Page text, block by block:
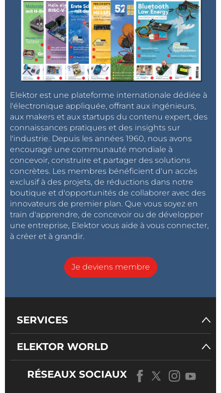
Elektor est une plateforme internationale dédiée à
l'électronique appliquée, offrant aux ingénieurs,
aux makers et aux startups du contenu expert, des
connaissances pratiques et des insights sur
l'industrie. Depuis les années 1960, nous avons
encouragé une communauté mondiale à
concevoir, construire et partager des solutions
concrètes. Les membres bénéficient d'un accès
exclusif à des projets, de réductions dans notre
boutique et d'opportunités de collaborer avec des
innovateurs de premier plan. Que vous soyez en
train d'apprendre, de concevoir ou de développer
une entreprise, Elektor vous aide à vous connecter,
à créer et à grandir.
Je deviens membre
SERVICES
ELEKTOR WORLD
RÉSEAUX SOCIAUX